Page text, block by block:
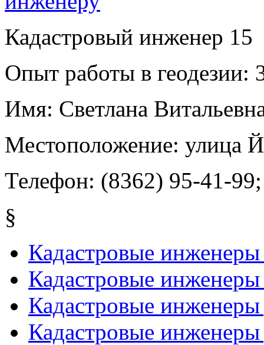
Кадастровый инженер 15
Опыт работы в геодезии:
Имя: Светлана
Местоположение: улица
Телефон: (8362) 95-41-
§
Кадастровые
Кадастровые инженеры
Кадастровые
Кадастровые